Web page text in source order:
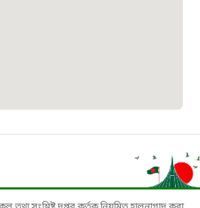
হটলাইন